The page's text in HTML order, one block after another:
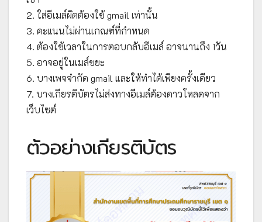
2. ใส่อีเมล์ผิดต้องใช้ gmail เท่านั้น
3. คะแนนไม่ผ่านเกณฑ์ที่กำหนด
4. ต้องใช้เวลาในการตอบกลับอีเมล์ อาจนานถึง 1วัน
5. อาจอยู่ในเมล์ขยะ
6. บางเพจจำกัด gmail และให้ทำได้เพียงครั้งเดียว
7. บางเกียรติบัตรไม่ส่งทางอีเมล์ต้องดาวโหลดจาก
เว็บไซต์
ตัวอย่างเกียรติบัตร